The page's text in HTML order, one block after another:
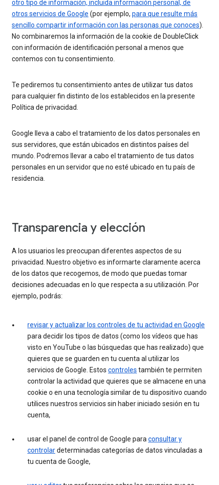
otro tipo de información, incluida información personal, de
otros servicios de Google (por ejemplo, para que resulte más
sencillo compartir información con las personas que conoces).
No combinaremos la información de la cookie de DoubleClick
con información de identificación personal a menos que
contemos con tu consentimiento.
Te pediremos tu consentimiento antes de utilizar tus datos
para cualquier fin distinto de los establecidos en la presente
Política de privacidad.
Google lleva a cabo el tratamiento de los datos personales en
sus servidores, que están ubicados en distintos países del
mundo. Podremos llevar a cabo el tratamiento de tus datos
personales en un servidor que no esté ubicado en tu país de
residencia.
Transparencia y elección
A los usuarios les preocupan diferentes aspectos de su
privacidad. Nuestro objetivo es informarte claramente acerca
de los datos que recogemos, de modo que puedas tomar
decisiones adecuadas en lo que respecta a su utilización. Por
ejemplo, podrás:
revisar y actualizar los controles de tu actividad en Google
para decidir los tipos de datos (como los vídeos que has
visto en YouTube o las búsquedas que has realizado) que
quieres que se guarden en tu cuenta al utilizar los
servicios de Google. Estos controles también te permiten
controlar la actividad que quieres que se almacene en una
cookie o en una tecnología similar de tu dispositivo cuando
utilices nuestros servicios sin haber iniciado sesión en tu
cuenta,
usar el panel de control de Google paraconsultar y
controlardeterminadas categorías de datos vinculadas a
tu cuenta de Google,